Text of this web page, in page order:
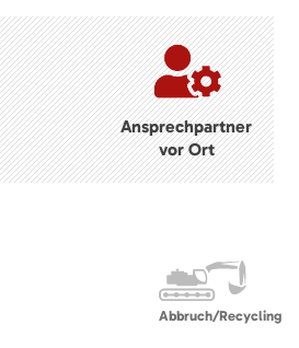
Ansprechpartner
vor Ort
Abbruch/Recycling